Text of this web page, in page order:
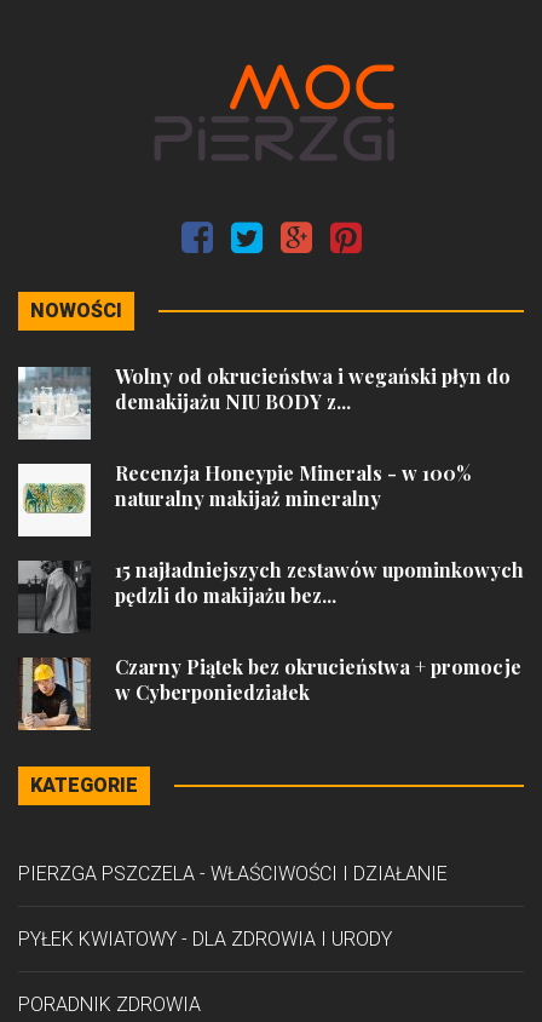
NOWOŚCI
Wolny od okrucieństwa i wegański płyn do
demakijażu NIU BODY z...
Recenzja Honeypie Minerals - w 100%
naturalny makijaż mineralny
15 najładniejszych zestawów upominkowych
pędzli do makijażu bez...
Czarny Piątek bez okrucieństwa + promocje
w Cyberponiedziałek
KATEGORIE
PIERZGA PSZCZELA - WŁAŚCIWOŚCI I DZIAŁANIE
PYŁEK KWIATOWY - DLA ZDROWIA I URODY
PORADNIK ZDROWIA